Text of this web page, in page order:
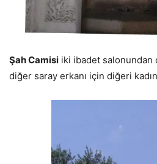
Şah Camisi iki ibadet salonundan
diğer saray erkanı için diğeri